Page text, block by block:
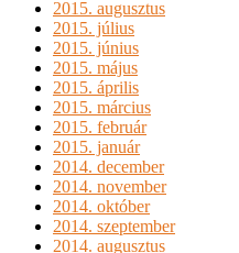
2015. augusztus
2015. július
2015. június
2015. május
2015. április
2015. március
2015. február
2015. január
2014. december
2014. november
2014. október
2014. szeptember
2014. augusztus